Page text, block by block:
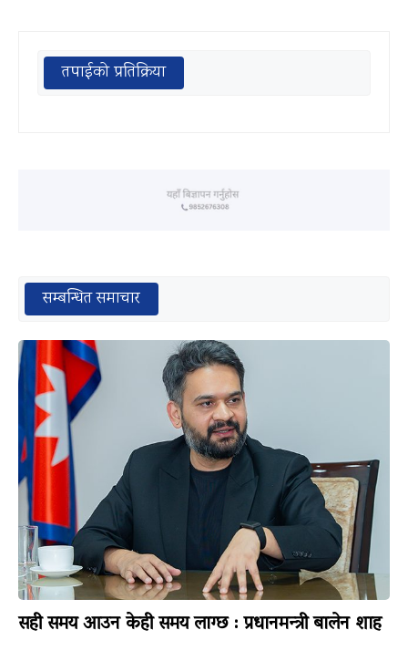
तपाईको प्रतिक्रिया
सम्बन्धित समाचार
सही समय आउन केही समय लाग्छ : प्रधानमन्त्री बालेन शाह